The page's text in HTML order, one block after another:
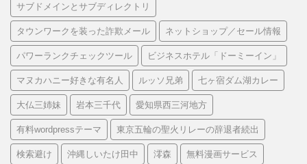
サブドメインとサブディレクトリ
タウンワークを装った詐欺メール ネットショップ／セール情報
パワーランクチェックツール ビジネスホテル「ドーミーイン」
マヌカハニー好きな有名人 ルッソ兄弟 七ヶ宿ダム湖カレー
大仏三姉妹 岩本三千代 愛知県西三河地方
有料wordpressテーマ 東京五輪の聖火リレーの辞退者続出
検索避け 沖縄しいたけ田中 澪森 無料漫画サービス